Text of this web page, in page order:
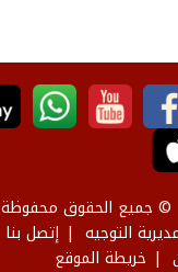
© جميع الحقوق محفوظة
التوجيه
إتصل بنا
خريطة الموقع